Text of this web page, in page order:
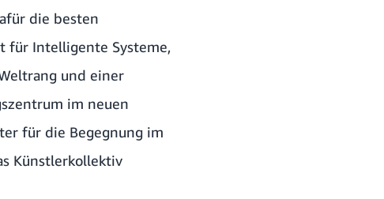
die besten
für Intelligente Systeme,
und einer
im neuen
für die Begegnung im
Künstlerkollektiv